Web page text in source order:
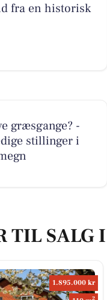
fra en historisk
græsgange? -
stillinger i
TIL SALG
1.895.000 kr
2